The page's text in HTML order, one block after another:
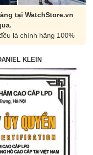
tại WatchStore.vn
là chính hãng 100%
KLEIN